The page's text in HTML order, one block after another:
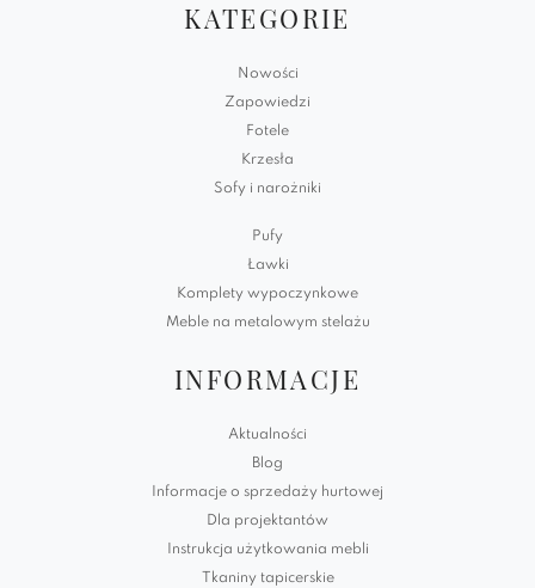
KATEGORIE
Nowości
Zapowiedzi
Fotele
Krzesła
Sofy i narożniki
Pufy
Ławki
Komplety wypoczynkowe
Meble na metalowym stelażu
INFORMACJE
Aktualności
Blog
Informacje o sprzedaży hurtowej
Dla projektantów
Instrukcja użytkowania mebli
Tkaniny tapicerskie